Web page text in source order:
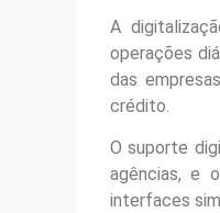
A
operações
das
crédito.
O suporte
agências, e
interfaces